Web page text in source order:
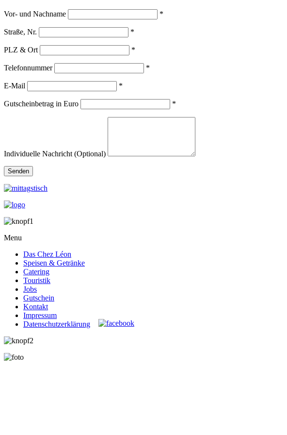
Vor- und Nachname *
Straße, Nr. *
PLZ & Ort *
Telefonnummer *
E-Mail *
Gutscheinbetrag in Euro *
Individuelle Nachricht (Optional)
Senden
Menu
Das Chez Léon
Speisen & Getränke
Catering
Touristik
Jobs
Gutschein
Kontakt
Impressum
Datenschutzerklärung